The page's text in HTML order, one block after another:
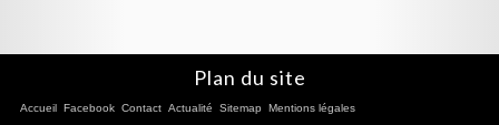
Plan du site
Accueil Facebook Contact Actualité Sitemap Mentions légales